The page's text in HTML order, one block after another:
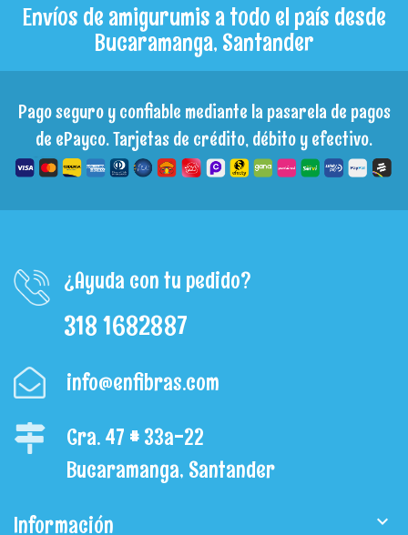
Envíos de amigurumis a todo el país desde
Bucaramanga, Santander
Pago seguro y confiable mediante la pasarela de pagos
de ePayco. Tarjetas de crédito, débito y efectivo.
¿Ayuda con tu pedido?
318 1682887
info@enfibras.com
Cra. 47 # 33a-22
Bucaramanga, Santander
Información
